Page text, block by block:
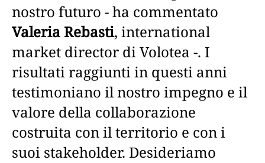
nostro futuro - ha commentato
Valeria Rebasti, international
market director di Volotea -. I
risultati raggiunti in questi anni
testimoniano il nostro impegno e il
valore della collaborazione
costruita con il territorio e con i
suoi stakeholder. Desideriamo